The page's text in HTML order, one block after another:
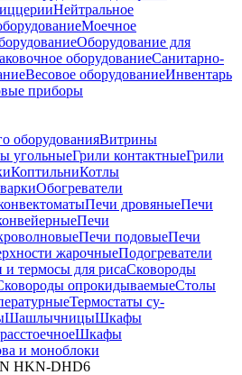
Нейтральное
Моечное
Оборудование для
оборудованиеСанитарно-
Весовое оборудованиеИнвентарь
приборы
оборудованияВитрины
угольныеГрили контактныеГрили
КоптильниКотлы
Обогреватели
Печи дровяныеПечи
Печи
Печи подовыеПечи
жарочныеПодогреватели
и термосы для рисаСковороды
опрокидываемыеСтолы
Термостаты су-
ШашлычницыШкафы
Шкафы
и моноблоки
HKN-DHD6